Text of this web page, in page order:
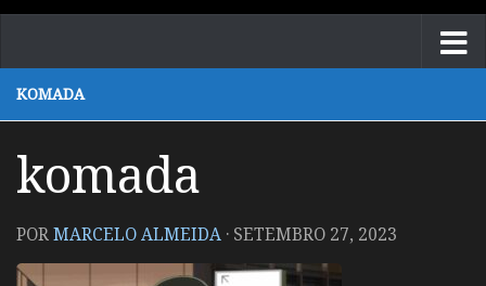
KOMADA
komada
PORMARCELO ALMEIDA · SETEMBRO 27, 2023